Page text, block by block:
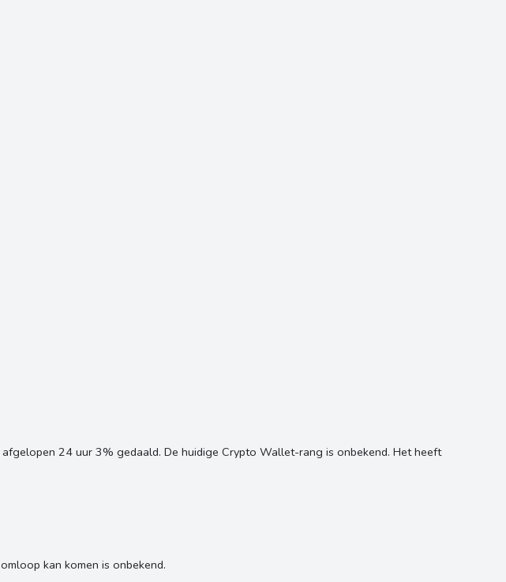
24 uur 3% gedaald. De huidige Crypto Wallet-rang is onbekend. Het heeft
kan komen is onbekend.